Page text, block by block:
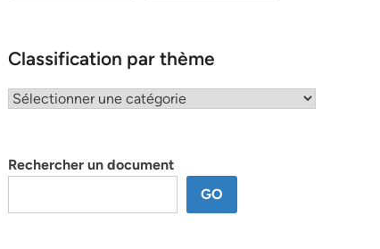
Classification par thème
Classification
Rechercher un document
GO